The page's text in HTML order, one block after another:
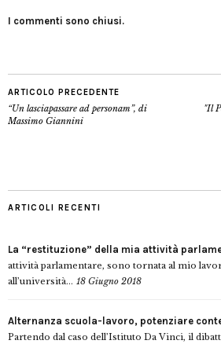
I commenti sono chiusi.
ARTICOLO PRECEDENTE
“Un lasciapassare ad personam”, di
Massimo Giannini
"Il
ARTICOLI RECENTI
La “restituzione” della mia attività
attività parlamentare, sono tornata al mio
all’università... 18 Giugno 2018
Alternanza scuola-lavoro, potenziare
Partendo dal caso dell’Istituto Da Vinci, il